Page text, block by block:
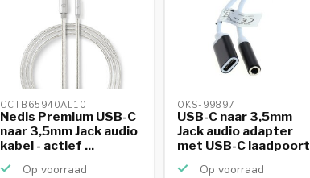
CCTB65940AL10
Nedis Premium USB-C
naar 3,5mm Jack audio
kabel - actief ...
Op voorraad
OKS-99897
USB-C naar 3,5mm
Jack audio adapter
met USB-C laadpoort
Op voorraad